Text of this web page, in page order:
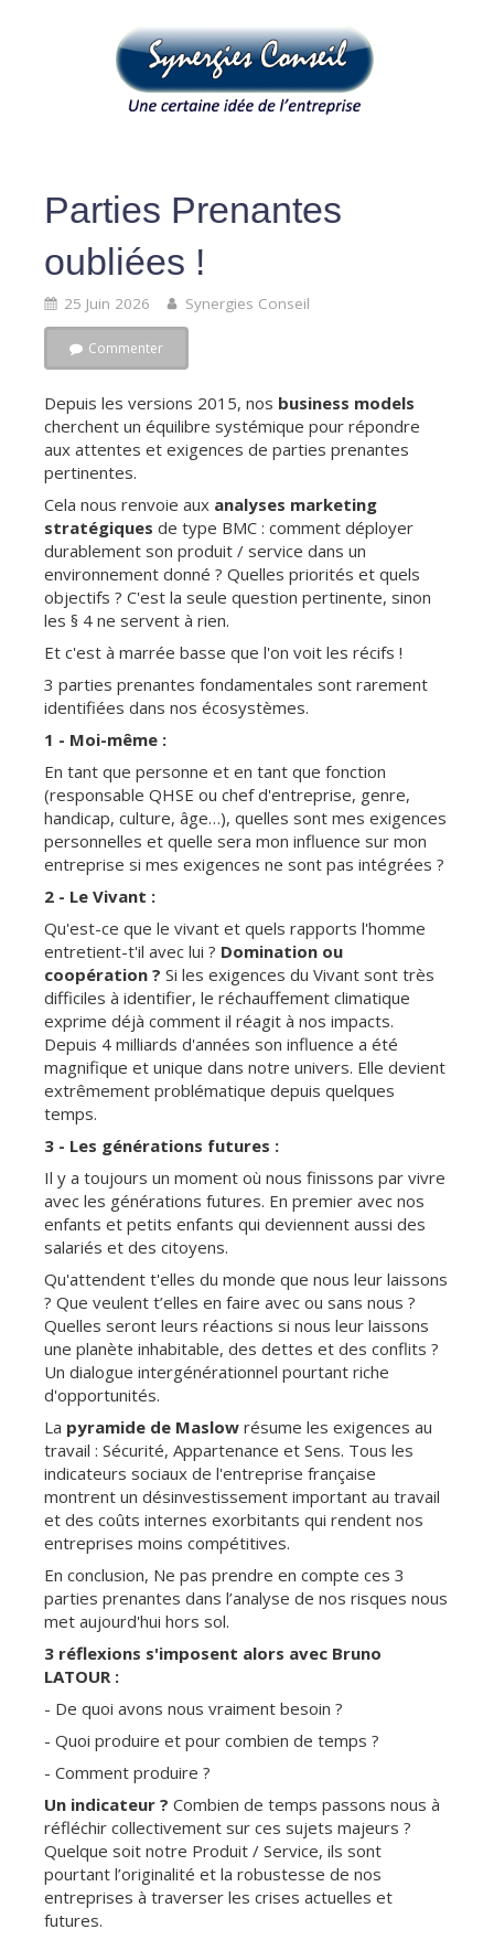
Parties Prenantes
oubliées !
25 Juin 2026 Synergies Conseil
Commenter
Depuis les versions 2015, nos business models
cherchent un équilibre systémique pour répondre
aux attentes et exigences de parties prenantes
pertinentes.
Cela nous renvoie aux analyses marketing
stratégiques de type BMC : comment déployer
durablement son produit / service dans un
environnement donné ? Quelles priorités et quels
objectifs ? C'est la seule question pertinente, sinon
les § 4 ne servent à rien.
Et c'est à marrée basse que l'on voit les récifs !
3 parties prenantes fondamentales sont rarement
identifiées dans nos écosystèmes.
1 - Moi-même :
En tant que personne et en tant que fonction
(responsable QHSE ou chef d'entreprise, genre,
handicap, culture, âge…), quelles sont mes exigences
personnelles et quelle sera mon influence sur mon
entreprise si mes exigences ne sont pas intégrées ?
2 - Le Vivant :
Qu'est-ce que le vivant et quels rapports l'homme
entretient-t'il avec lui ? Domination ou
coopération ? Si les exigences du Vivant sont très
difficiles à identifier, le réchauffement climatique
exprime déjà comment il réagit à nos impacts.
Depuis 4 milliards d'années son influence a été
magnifique et unique dans notre univers. Elle devient
extrêmement problématique depuis quelques
temps.
3 - Les générations futures :
Il y a toujours un moment où nous finissons par vivre
avec les générations futures. En premier avec nos
enfants et petits enfants qui deviennent aussi des
salariés et des citoyens.
Qu'attendent t'elles du monde que nous leur laissons
? Que veulent t’elles en faire avec ou sans nous ?
Quelles seront leurs réactions si nous leur laissons
une planète inhabitable, des dettes et des conflits ?
Un dialogue intergénérationnel pourtant riche
d'opportunités.
La pyramide de Maslow résume les exigences au
travail : Sécurité, Appartenance et Sens. Tous les
indicateurs sociaux de l'entreprise française
montrent un désinvestissement important au travail
et des coûts internes exorbitants qui rendent nos
entreprises moins compétitives.
En conclusion, Ne pas prendre en compte ces 3
parties prenantes dans l’analyse de nos risques nous
met aujourd'hui hors sol.
3 réflexions s'imposent alors avec Bruno
LATOUR :
- De quoi avons nous vraiment besoin ?
- Quoi produire et pour combien de temps ?
- Comment produire ?
Un indicateur ? Combien de temps passons nous à
réfléchir collectivement sur ces sujets majeurs ?
Quelque soit notre Produit / Service, ils sont
pourtant l’originalité et la robustesse de nos
entreprises à traverser les crises actuelles et
futures.